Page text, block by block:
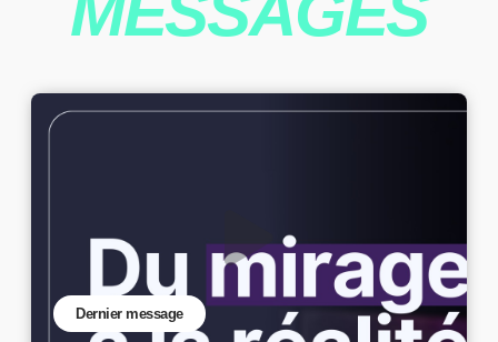
Dernier message